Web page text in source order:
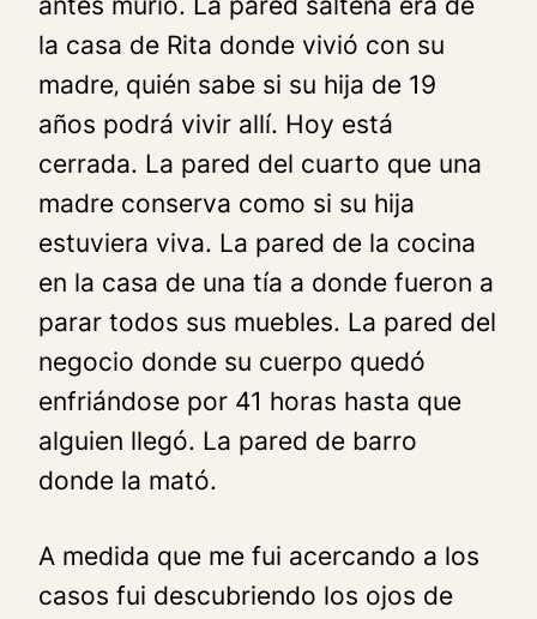
la casa de Rita donde vivió con su
madre‚ quién sabe si su hija de 19
años podrá vivir allí. Hoy está
cerrada. La pared del cuarto que una
madre conserva como si su hija
estuviera viva. La pared de la cocina
en la casa de una tía a donde fueron a
parar todos sus muebles. La pared del
negocio donde su cuerpo quedó
enfriándose por 41 horas hasta que
alguien llegó. La pared de barro
donde la mató.
A medida que me fui acercando a los
casos fui descubriendo los ojos de